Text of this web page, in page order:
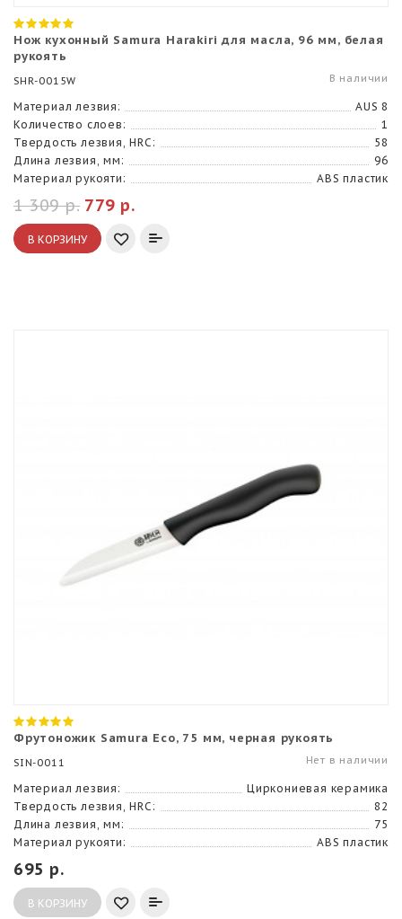
Нож кухонный Samura Harakiri для масла, 96 мм, белая
рукоять
SHR-0015W В наличии
Материал лезвия:
AUS 8
Количество слоев:
1
Твердость лезвия, HRC:
58
Длина лезвия, мм:
96
Материал рукояти:
ABS пластик
779 р.
1 309 р.
В КОРЗИНУ
Фрутоножик Samura Eco, 75 мм, черная рукоять
SIN-0011 Нет в наличии
Материал лезвия:
Циркониевая керамика
Твердость лезвия, HRC:
82
Длина лезвия, мм:
75
Материал рукояти:
ABS пластик
695 р.
В КОРЗИНУ